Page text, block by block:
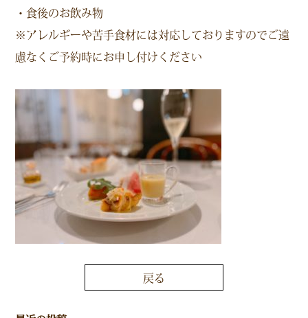
・食後のお飲み物
※アレルギーや苦手食材には対応しておりますのでご遠
慮なくご予約時にお申し付けください
戻る